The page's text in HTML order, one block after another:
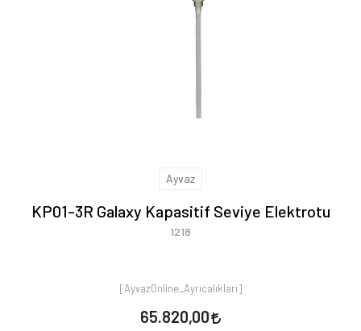
Ayvaz
KP01-3R Galaxy Kapasitif Seviye Elektrotu
1218
[AyvazOnline_Ayrıcalıkları]
65.820,00